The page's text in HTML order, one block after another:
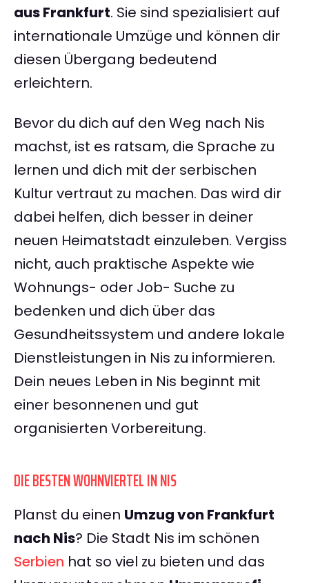
aus Frankfurt. Sie sind spezialisiert auf
internationale Umzüge und können dir
diesen Übergang bedeutend
erleichtern.
Bevor du dich auf den Weg nach Nis
machst, ist es ratsam, die Sprache zu
lernen und dich mit der serbischen
Kultur vertraut zu machen. Das wird dir
dabei helfen, dich besser in deiner
neuen Heimatstadt einzuleben. Vergiss
nicht, auch praktische Aspekte wie
Wohnungs- oder Job- Suche zu
bedenken und dich über das
Gesundheitssystem und andere lokale
Dienstleistungen in Nis zu informieren.
Dein neues Leben in Nis beginnt mit
einer besonnenen und gut
organisierten Vorbereitung.
DIE BESTEN WOHNVIERTEL IN NIS
Planst du einen Umzug von Frankfurt
nach Nis? Die Stadt Nis im schönen
Serbien hat so viel zu bieten und das